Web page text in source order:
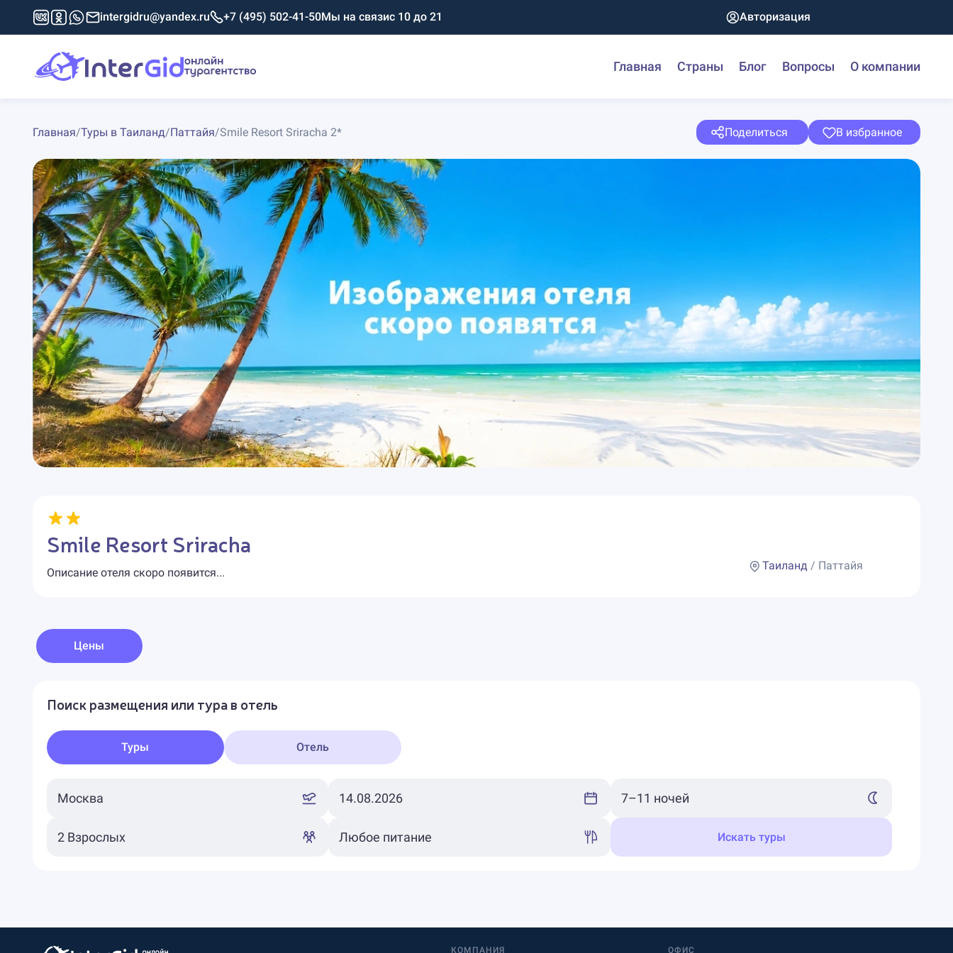
intergidru@yandex.ru +7 (495) 502-41-50Мы на связис 10 до 21 Авторизация
Главная Страны Блог Вопросы О компании
Главная/Туры в Таиланд/Паттайя/Smile Resort Sriracha 2* Поделиться В избранное
Smile Resort Sriracha
Описание отеля скоро появится...
Таиланд/ Паттайя
Цены
Поиск размещения или тура в отель
Туры Отель
Искать туры
КОМПАНИЯ ОФИС